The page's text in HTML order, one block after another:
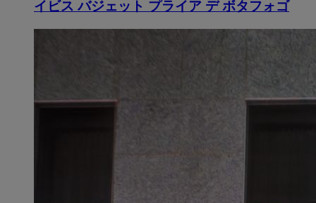
イビス バジェット プライア デ ボタフォゴ